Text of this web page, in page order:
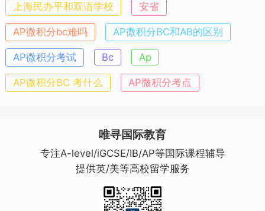
上海民办平和双语学校 安省
AP微积分bc难吗 AP微积分BC和AB的区别
AP微积分考试 Bc Ap
AP微积分BC 考什么 AP微积分考点
唯寻国际教育
专注A-level/iGCSE/IB/AP等国际课程辅导
提供英/美等高校留学服务